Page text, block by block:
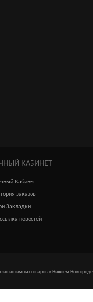
КАБИНЕТ
Кабинет
заказов
Закладки
новостей
интимных товаров в Нижнем Новгороде